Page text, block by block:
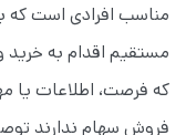
مناسب افرادی است که
مستقیم اقدام به خرید
که فرصت، اطلاعات یا
فروش سهام ندارند